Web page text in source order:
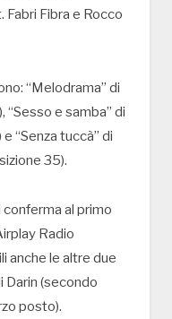
Fibra e Rocco
“Melodrama” di
e samba” di
“Senza tuccà” di
35).
conferma al primo
Radio
anche le altre due
Darin (secondo
posto).